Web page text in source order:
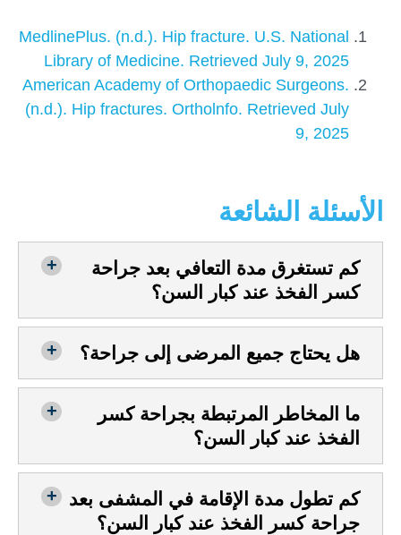
MedlinePlus. (n.d.). Hip fracture. U.S. National
Library of Medicine. Retrieved July 9, 2025
American Academy of Orthopaedic Surgeons.
(n.d.). Hip fractures. Ortholnfo. Retrieved July
9, 2025
الأسئلة الشائعة
كم تستغرق مدة التعافي بعد جراحة
كسر الفخذ عند كبار السن؟
هل يحتاج جميع المرضى إلى جراحة؟
ما المخاطر المرتبطة بجراحة كسر
الفخذ عند كبار السن؟
كم تطول مدة الإقامة في المشفى بعد
جراحة كسر الفخذ عند كبار السن؟